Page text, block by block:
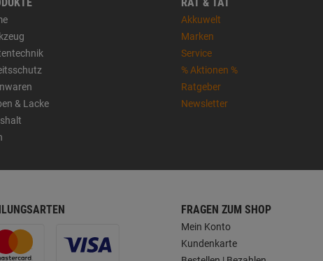
& Lacke
Akkuwelt
Marken
Service
% Aktionen %
Ratgeber
Newsletter
FRAGEN ZUM SHOP
Mein Konto
Kundenkarte